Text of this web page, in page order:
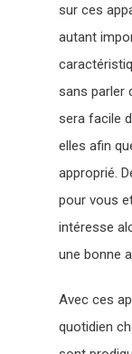
sur ces
autant
sans parler
sera facile
elles afin
approprié.
pour vous
intéresse
une bonne
Avec ces
quotidien